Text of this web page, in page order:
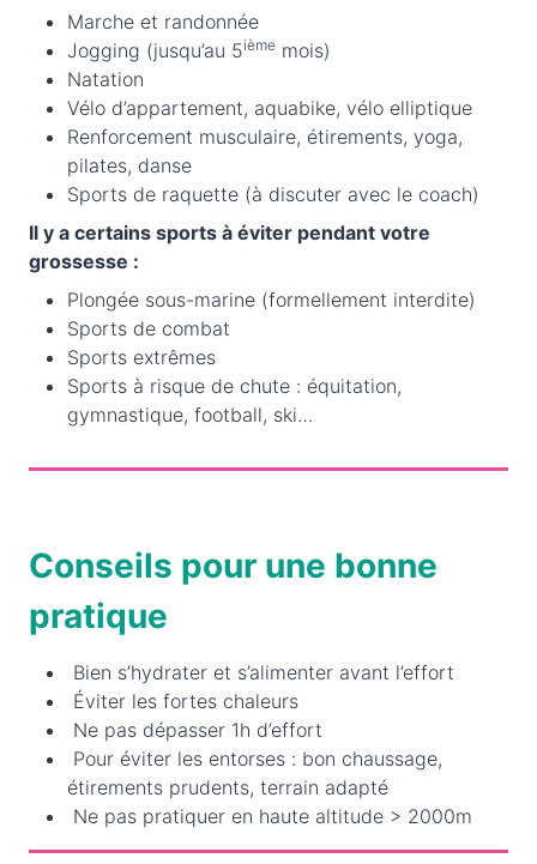
Marche et randonnée
Jogging (jusqu’au 5ième mois)
Natation
Vélo d’appartement, aquabike, vélo elliptique
Renforcement musculaire, étirements, yoga,
pilates, danse
Sports de raquette (à discuter avec le coach)
Il y a certains sports à éviter pendant votre
grossesse :
Plongée sous-marine (formellement interdite)
Sports de combat
Sports extrêmes
Sports à risque de chute : équitation,
gymnastique, football, ski…
Conseils pour une bonne
pratique
Bien s’hydrater et s’alimenter avant l’effort
Éviter les fortes chaleurs
Ne pas dépasser 1h d’effort
Pour éviter les entorses : bon chaussage,
étirements prudents, terrain adapté
Ne pas pratiquer en haute altitude > 2000m